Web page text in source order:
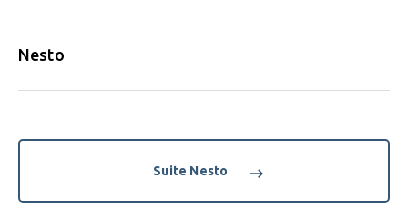
Nesto
Suite Nesto